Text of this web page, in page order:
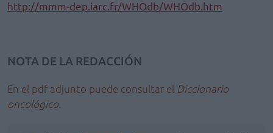
http://mmm-dep.iarc.fr/WHOdb/WHOdb.htm
NOTA DE LA REDACCIÓN
En el pdf adjunto puede consultar el Diccionario
oncológico.